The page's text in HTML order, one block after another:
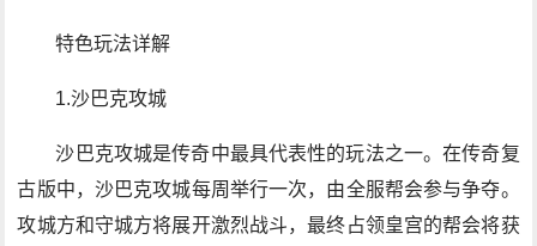
特色玩法详解
1.沙巴克攻城
沙巴克攻城是传奇中最具代表性的玩法之一。在传奇复
古版中，沙巴克攻城每周举行一次，由全服帮会参与争夺。
攻城方和守城方将展开激烈战斗，最终占领皇宫的帮会将获